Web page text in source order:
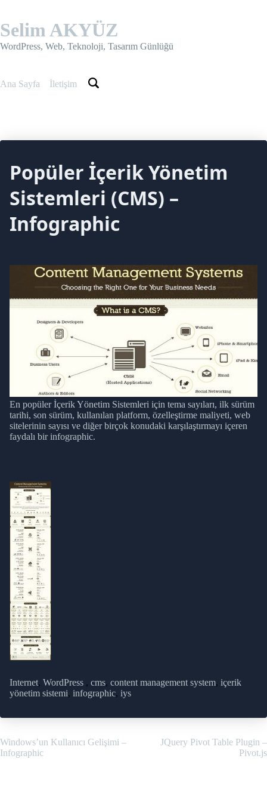
content
Selim AKYÜZ
WordPress, Web, Teknoloji, Tasarım Günlüğü
Ana Sayfa İletişim
Popüler İçerik Yönetim
Sistemleri (CMS) –
Infographic
En popüler İçerik Yönetim Sistemleri için tema sayıları, ilk sürüm
tarihi, son sürüm, kullanılan platform, özelleştirme maliyeti, web
sitelerinin sayısı ve diğer birçok konudaki karşılaştırmayı içeren
faydalı bir infographic.
Internet, WordPress , cms, content management system, içerik
yönetim sistemi, infographic, iys
Yazı
Windows’un Kullanıcı Gelişimi –
Infographic
JQuery Pivot Table Plugin –
Pivot.js